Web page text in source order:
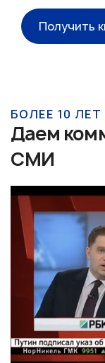
Получить
БОЛЕЕ 10 ЛЕТ
Даем
СМИ